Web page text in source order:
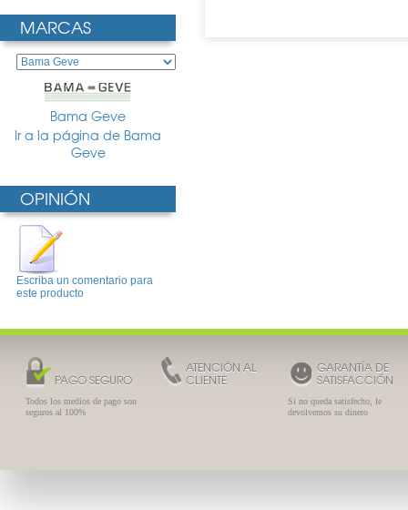
MARCAS
Bama Geve
Ir a la página de Bama
Geve
OPINIÓN
Escriba un comentario para
este producto
PAGO SEGURO
Todos los medios de pago son
seguros al 100%
ATENCIÓN AL
CLIENTE
GARANTÍA DE
SATISFACCIÓN
Si no queda satisfecho, le
devolvemos su dinero